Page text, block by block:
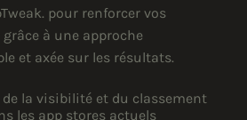
pour renforcer vos
à une approche
et axée sur les résultats.
la visibilité et du classement
les app stores actuels